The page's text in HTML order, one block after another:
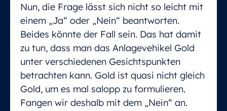
Nun, die Frage lässt sich nicht so leicht mit
einem „Ja“ oder „Nein“ beantworten.
Beides könnte der Fall sein. Das hat damit
zu tun, dass man das Anlagevehikel Gold
unter verschiedenen Gesichtspunkten
betrachten kann. Gold ist quasi nicht gleich
Gold, um es mal salopp zu formulieren.
Fangen wir deshalb mit dem „Nein“ an.